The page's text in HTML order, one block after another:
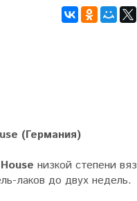
(Германия)
низкой степени
лаков до двух недель.